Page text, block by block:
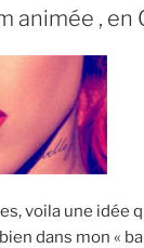
animée , en
voila une idée
dans mon «